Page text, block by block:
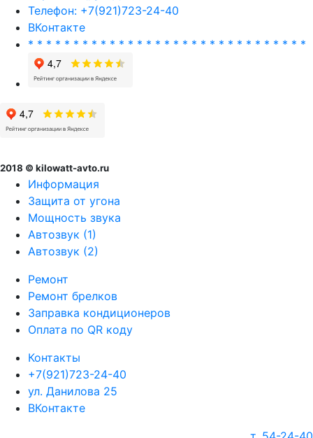
Телефон: +7(921)723-24-40
ВКонтакте
* * * * * * * * * * * * * * * * * * * * * * * * * * * * * * *
2018 © kilowatt-avto.ru
Информация
Защита от угона
Мощность звука
Автозвук (1)
Автозвук (2)
Ремонт
Ремонт брелков
Заправка кондиционеров
Оплата по QR коду
Контакты
+7(921)723-24-40
ул. Данилова 25
ВКонтакте